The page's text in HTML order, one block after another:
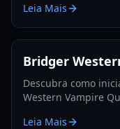
informadas.
Leia Mais
Bridger
Descubra como
Western Vampire
Leia Mais